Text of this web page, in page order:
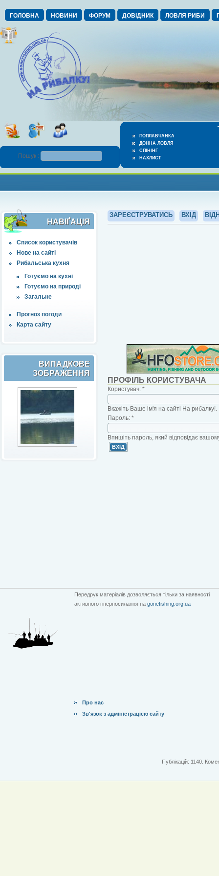
ГОЛОВНА НОВИНИ ФОРУМ ДОВІДНИК ЛОВЛЯ РИБИ
ПОПЛАВЧАНКА
ДОННА ЛОВЛЯ
СПІНІНГ
НАХЛИСТ
Пошук :
НАВІҐАЦІЯ
Список користувачів
Нове на сайті
Рибальська кухня
Готуємо на кухні
Готуємо на природі
Загальне
Прогноз погоди
Карта сайту
ВИПАДКОВЕ
ЗОБРАЖЕННЯ
ЗАРЕЄСТРУВАТИСЬ ВХІД
ПРОФІЛЬ КОРИСТУВАЧА
Користувач: *
Вкажіть Ваше ім'я на сайті На рибалку!.
Пароль: *
Впишіть пароль, який відповідає
Передрук матеріалів дозволяється тільки за наявності
активного гіперпосилання на gonefishing.org.ua
Про нас
Зв'язок з адміністрацією сайту
Публікацій: 1140.